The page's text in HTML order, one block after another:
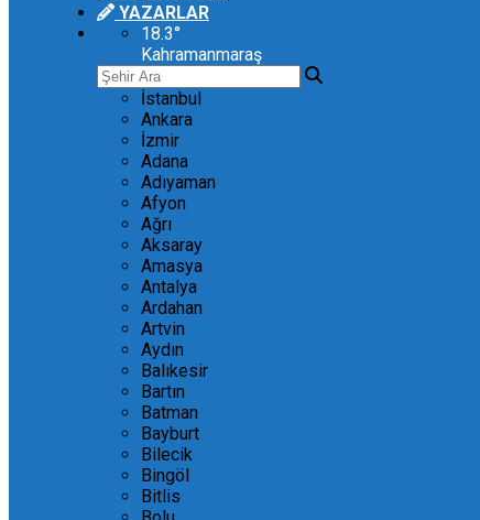
YAZARLAR
18.3°
Kahramanmaraş
İstanbul
Ankara
İzmir
Adana
Adıyaman
Afyon
Ağrı
Aksaray
Amasya
Antalya
Ardahan
Artvin
Aydın
Balıkesir
Bartın
Batman
Bayburt
Bilecik
Bingöl
Bitlis